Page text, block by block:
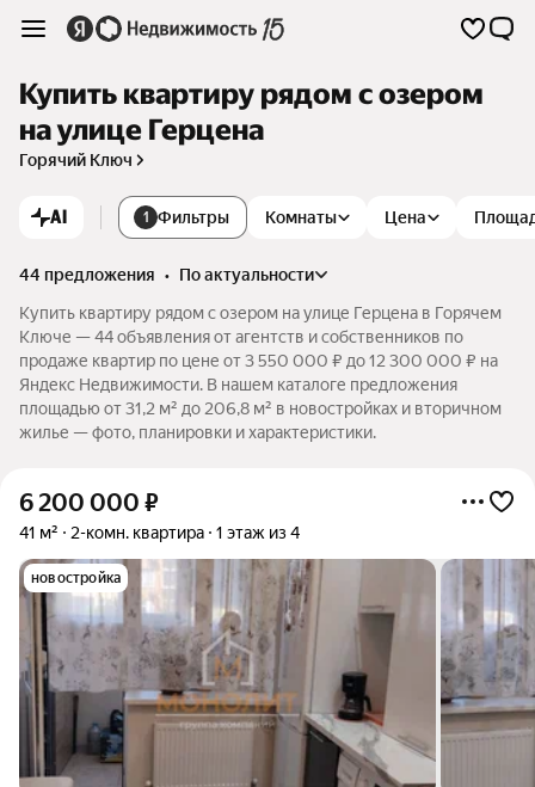
Купить квартиру рядом с озером
на улице Герцена
Горячий Ключ
AI 1 Фильтры Комнаты Цена
44 предложения •
по актуальности
Купить квартиру рядом с озером на улице Герцена в Горячем
Ключе — 44 объявления от агентств и собственников по
продаже квартир по цене от 3 550 000 ₽ до 12 300 000 ₽ на
Яндекс Недвижимости. В нашем каталоге предложения
площадью от 31,2 м² до 206,8 м² в новостройках и вторичном
жилье — фото, планировки и характеристики.
6 200 000 ₽
41 м² 2-комн. квартира 1 этаж из 4
новостройка